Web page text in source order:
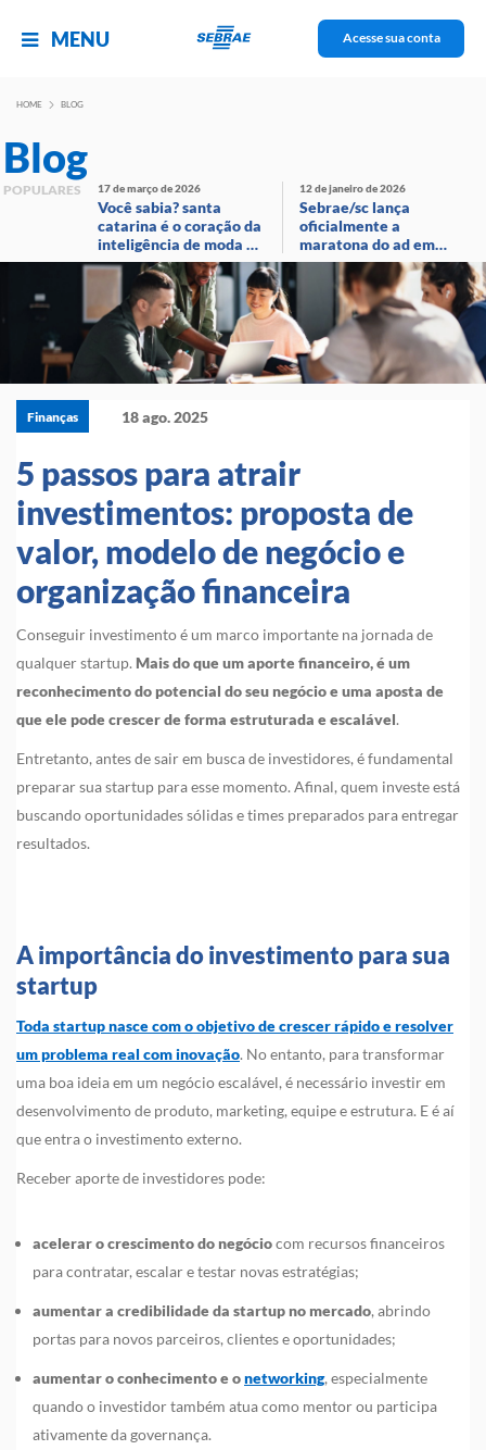
MENU Acesse sua conta
HOME BLOG
Blog
POPULARES 17 de março de 2026
Você sabia? santa
catarina é o coração da
inteligência de moda no
brasil!
12 de janeiro de 2026
Sebrae/sc lança
oficialmente a
maratona do ad em
evento com
transmissão ao vivo
Finanças 18 ago. 2025
5 passos para atrair
investimentos: proposta de
valor, modelo de negócio e
organização financeira
Conseguir investimento é um marco importante na jornada de
qualquer startup. Mais do que um aporte financeiro, é um
reconhecimento do potencial do seu negócio e uma aposta de
que ele pode crescer de forma estruturada e escalável.
Entretanto, antes de sair em busca de investidores, é fundamental
preparar sua startup para esse momento. Afinal, quem investe está
buscando oportunidades sólidas e times preparados para entregar
resultados.
A importância do investimento para sua
startup
Toda startup nasce com o objetivo de crescer rápido e resolver
um problema real com inovação. No entanto, para transformar
uma boa ideia em um negócio escalável, é necessário investir em
desenvolvimento de produto, marketing, equipe e estrutura. E é aí
que entra o investimento externo.
Receber aporte de investidores pode:
acelerar o crescimento do negóciocom recursos financeiros
para contratar, escalar e testar novas estratégias;
aumentar a credibilidade da startup no mercado, abrindo
portas para novos parceiros, clientes e oportunidades;
aumentar o conhecimento e onetworking, especialmente
quando o investidor também atua como mentor ou participa
ativamente da governança.